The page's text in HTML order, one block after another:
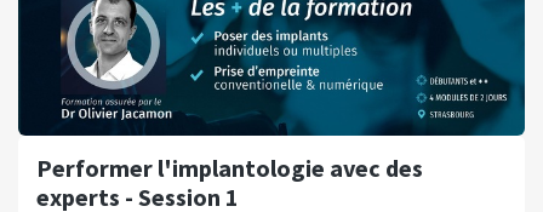
Performer l'implantologie avec des
experts - Session 1